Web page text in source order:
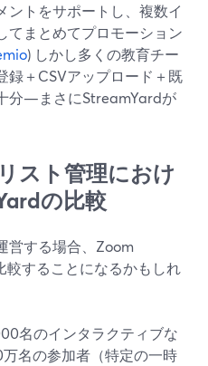
ントをサポートし、複数イ
てまとめてプロモーション
) しかし多くの教育チー
録＋CSVアップロード＋既
分—まさにStreamYardが
スト管理におけ
の比較
営する場合、Zoom
することになるかもしれ
名のインタラクティブな
名の参加者（特定の一時